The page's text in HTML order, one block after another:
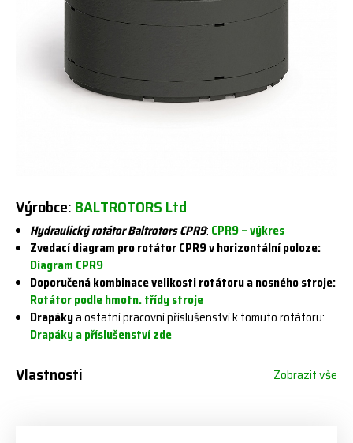
Výrobce:BALTROTORS Ltd
Hydraulický rotátor Baltrotors CPR9: CPR9 – výkres
Zvedací diagram pro rotátor CPR9 v horizontální poloze:
Diagram CPR9
Doporučená kombinace velikosti rotátoru a nosného stroje:
Rotátor podle hmotn. třídy stroje
Drapákya ostatní pracovní příslušenství k tomuto rotátoru:
Drapáky a příslušenství zde
Vlastnosti Zobrazit vše